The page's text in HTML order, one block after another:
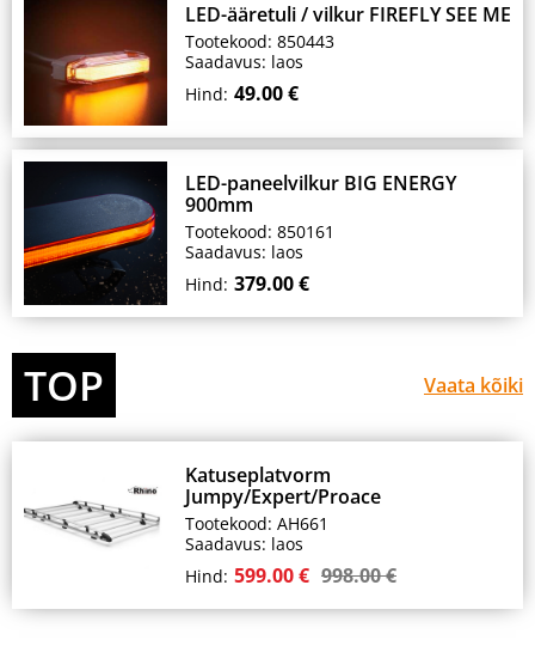
LED-ääretuli / vilkur FIREFLY SEE ME
Tootekood: 850443
Saadavus: laos
Hind: 49.00 €
LED-paneelvilkur BIG ENERGY
900mm
Tootekood: 850161
Saadavus: laos
Hind: 379.00 €
TOP Vaata kõiki
Katuseplatvorm
Jumpy/Expert/Proace
Tootekood: AH661
Saadavus: laos
Hind: 599.00 € 998.00 €